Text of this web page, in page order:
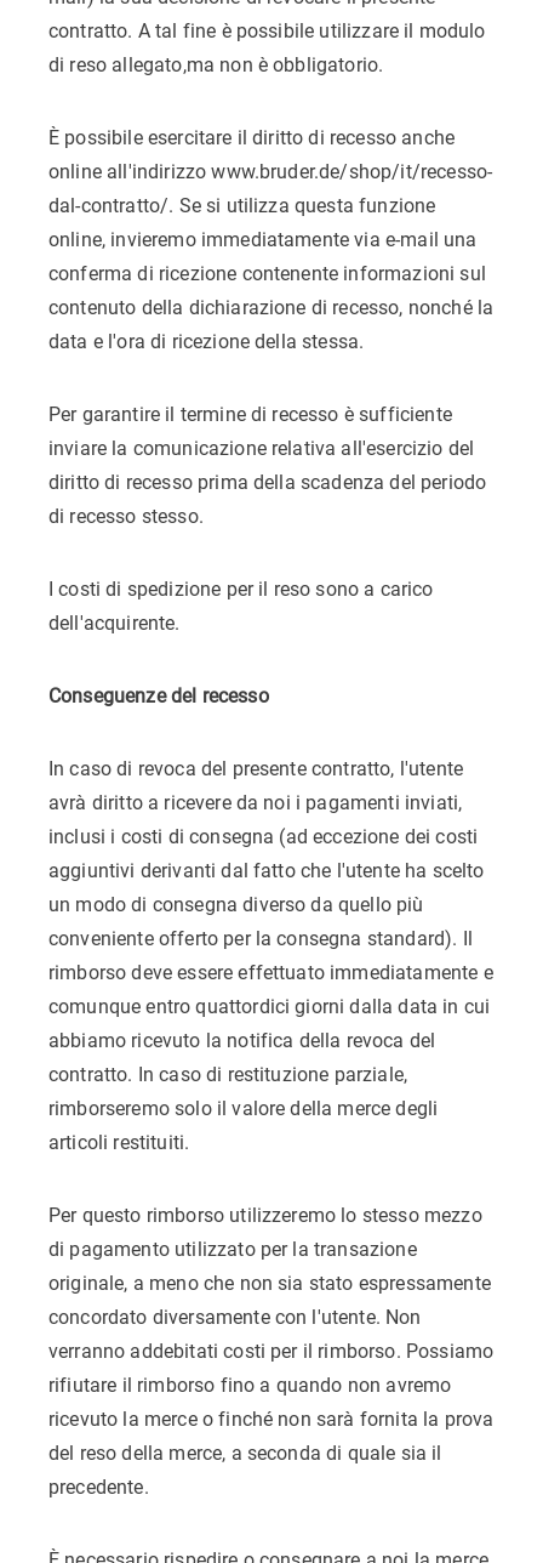
contratto. A tal fine è possibile utilizzare il modulo
di reso allegato,ma non è obbligatorio.
È possibile esercitare il diritto di recesso anche
online all'indirizzo www.bruder.de/shop/it/recesso-
dal-contratto/. Se si utilizza questa funzione
online, invieremo immediatamente via e-mail una
conferma di ricezione contenente informazioni sul
contenuto della dichiarazione di recesso, nonché la
data e l'ora di ricezione della stessa.
Per garantire il termine di recesso è sufficiente
inviare la comunicazione relativa all'esercizio del
diritto di recesso prima della scadenza del periodo
di recesso stesso.
I costi di spedizione per il reso sono a carico
dell'acquirente.
Conseguenze del recesso
In caso di revoca del presente contratto, l'utente
avrà diritto a ricevere da noi i pagamenti inviati,
inclusi i costi di consegna (ad eccezione dei costi
aggiuntivi derivanti dal fatto che l'utente ha scelto
un modo di consegna diverso da quello più
conveniente offerto per la consegna standard). Il
rimborso deve essere effettuato immediatamente e
comunque entro quattordici giorni dalla data in cui
abbiamo ricevuto la notifica della revoca del
contratto. In caso di restituzione parziale,
rimborseremo solo il valore della merce degli
articoli restituiti.
Per questo rimborso utilizzeremo lo stesso mezzo
di pagamento utilizzato per la transazione
originale, a meno che non sia stato espressamente
concordato diversamente con l'utente. Non
verranno addebitati costi per il rimborso. Possiamo
rifiutare il rimborso fino a quando non avremo
ricevuto la merce o finché non sarà fornita la prova
del reso della merce, a seconda di quale sia il
precedente.